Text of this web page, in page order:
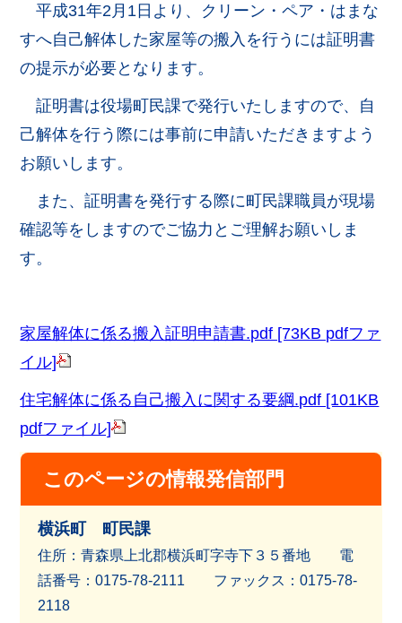
平成31年2月1日より、クリーン・ペア・はまな
すへ自己解体した家屋等の搬入を行うには証明書
の提示が必要となります。
証明書は役場町民課で発行いたしますので、自
己解体を行う際には事前に申請いただきますよう
お願いします。
また、証明書を発行する際に町民課職員が現場
確認等をしますのでご協力とご理解お願いしま
す。
家屋解体に係る搬入証明申請書.pdf [73KB pdfファ
イル]
住宅解体に係る自己搬入に関する要綱.pdf [101KB
pdfファイル]
このページの情報発信部門
横浜町 町民課
住所：青森県上北郡横浜町字寺下３５番地 電
話番号：0175-78-2111 ファッ クス：0175-78-
2118